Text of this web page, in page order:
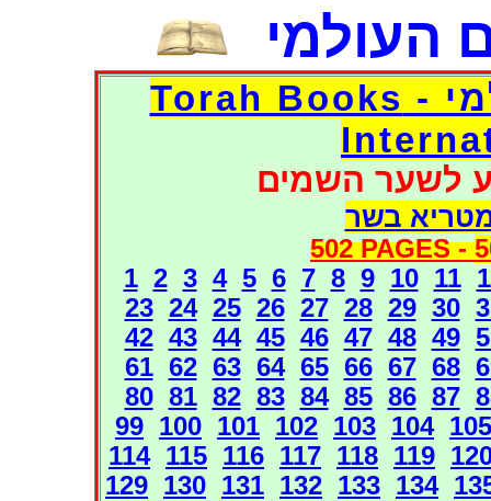
העולמי
דפי אוצר הספרים העולמי - Torah Books
לשער השמים
בשר
502 PAGES -
1 2 3 4 5 6 7 8 9 10 11
23 24 25 26 27 28 29 30
42 43 44 45 46 47 48 49
61 62 63 64 65 66 67 68
80 81 82 83 84 85 86 87
99 100 101 102 103 104 105
114 115 116 117 118 119
129 130 131 132 133 134